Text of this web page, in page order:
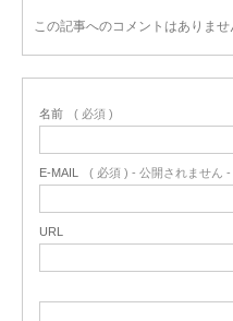
この記事へのコメントはありませ
名前 ( 必須 )
E-MAIL ( 必須 ) - 公開されません -
URL